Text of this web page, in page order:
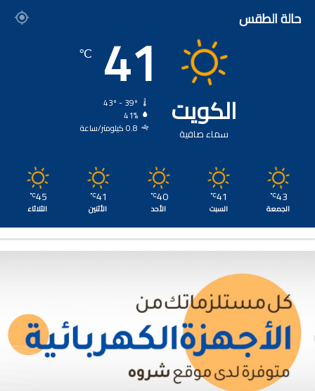
حالة الطقس
الكويت
سماء صافية
41
℃
41%
0.8 كيلومتر/ساعة
43
℃
الجمعة
41
℃
السبت
40
℃
الأحد
41
℃
الأثنين
45
℃
الثلاثاء